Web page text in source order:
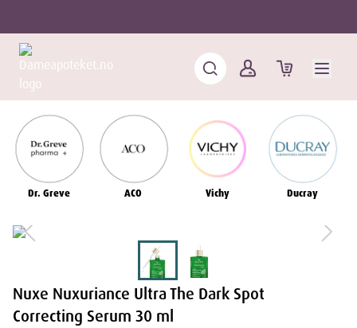
Dr. Greve ACO Vichy Ducray
Nuxe Nuxuriance Ultra The Dark Spot
Correcting Serum 30 ml